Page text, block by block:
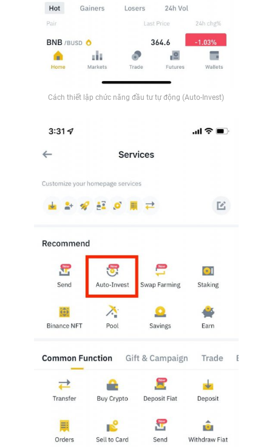
Cách thiết lập chức năng đầu tư tự động (Auto-Invest)